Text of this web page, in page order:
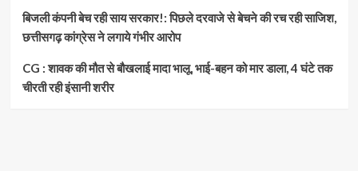
बिजली कंपनी बेच रही साय सरकार!: पिछले दरवाजे से बेचने की रच रही साजिश,
छत्तीसगढ़ कांग्रेस ने लगाये गंभीर आरोप
CG : शावक की मौत से बौखलाई मादा भालू, भाई-बहन को मार डाला, 4 घंटे तक
चीरती रही इंसानी शरीर